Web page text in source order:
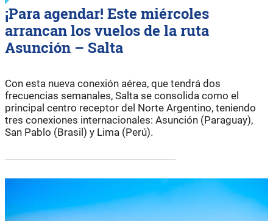
¡Para agendar! Este miércoles
arrancan los vuelos de la ruta
Asunción – Salta
Con esta nueva conexión aérea, que tendrá dos
frecuencias semanales, Salta se consolida como el
principal centro receptor del Norte Argentino, teniendo
tres conexiones internacionales: Asunción (Paraguay),
San Pablo (Brasil) y Lima (Perú).